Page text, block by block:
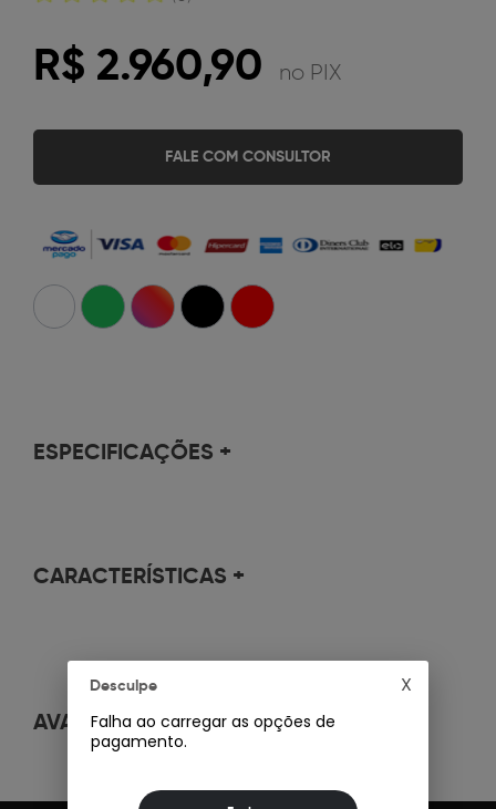
R$ 2.960,90 no PIX
FALE COM CONSULTOR
ESPECIFICAÇÕES +
CARACTERÍSTICAS +
AVALIAÇÕES +
Desculpe
Falha ao carregar as opções de
pagamento.
X